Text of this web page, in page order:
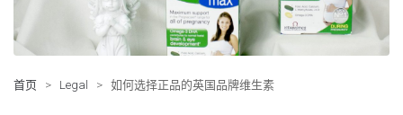
首页 > Legal > 如何选择正品的英国品牌维生素